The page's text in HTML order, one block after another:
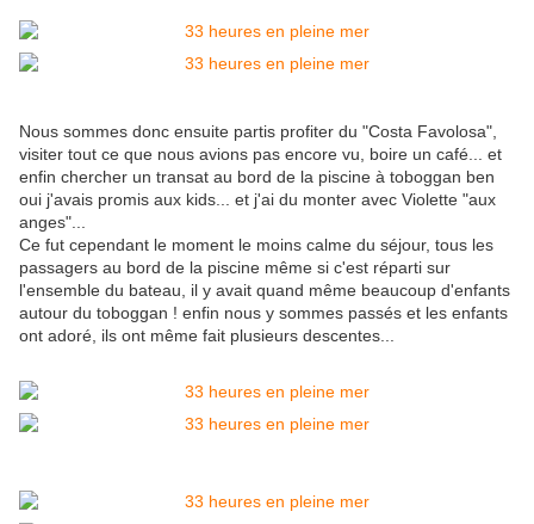
Nous sommes donc ensuite partis profiter du "Costa Favolosa",
visiter tout ce que nous avions pas encore vu, boire un café... et
enfin chercher un transat au bord de la piscine à toboggan ben
oui j'avais promis aux kids... et j'ai du monter avec Violette "aux
anges"...
Ce fut cependant le moment le moins calme du séjour, tous les
passagers au bord de la piscine même si c'est réparti sur
l'ensemble du bateau, il y avait quand même beaucoup d'enfants
autour du toboggan ! enfin nous y sommes passés et les enfants
ont adoré, ils ont même fait plusieurs descentes...